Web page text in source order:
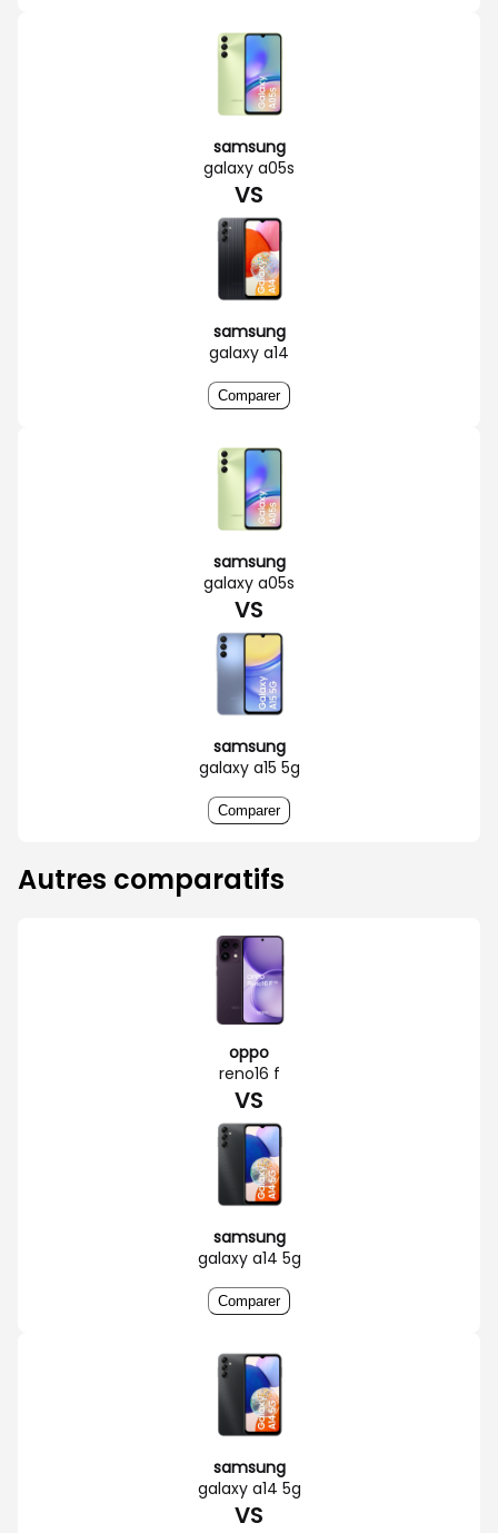
samsung
galaxy a05s
VS
samsung
galaxy a14
Comparer
samsung
galaxy a05s
VS
samsung
galaxy a15 5g
Comparer
Autres comparatifs
oppo
reno16 f
VS
samsung
galaxy a14 5g
Comparer
samsung
galaxy a14 5g
VS